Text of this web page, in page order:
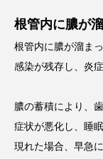
根管内に膿が
根管内に膿が溜ま
感染が残存し、炎
膿の蓄積により、
症状が悪化し、睡
現れた場合、早急